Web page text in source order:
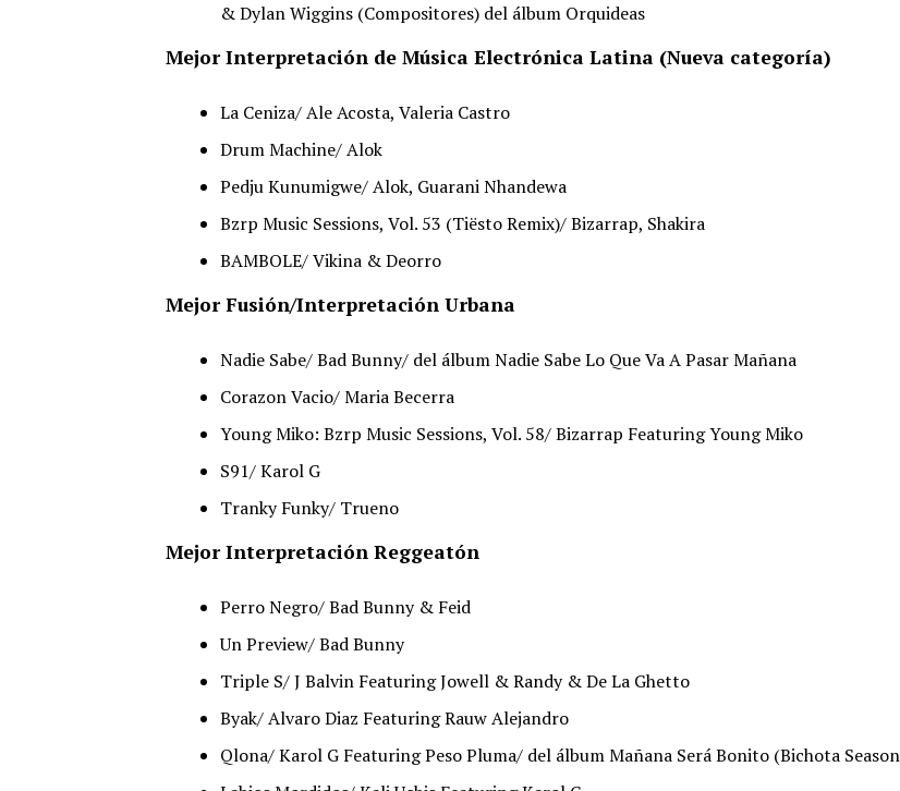
& Dylan Wiggins (Compositores) del álbum Orquideas
Mejor Interpretación de Música Electrónica Latina (Nueva categoría)
La Ceniza/ Ale Acosta, Valeria Castro
Drum Machine/ Alok
Pedju Kunumigwe/ Alok, Guarani Nhandewa
Bzrp Music Sessions, Vol. 53 (Tiësto Remix)/ Bizarrap, Shakira
BAMBOLE/ Vikina & Deorro
Mejor Fusión/Interpretación Urbana
Nadie Sabe/ Bad Bunny/ del álbum Nadie Sabe Lo Que Va A Pasar Mañana
Corazon Vacio/ Maria Becerra
Young Miko: Bzrp Music Sessions, Vol. 58/ Bizarrap Featuring Young Miko
S91/ Karol G
Tranky Funky/ Trueno
Mejor Interpretación Reggeatón
Perro Negro/ Bad Bunny & Feid
Un Preview/ Bad Bunny
Triple S/ J Balvin Featuring Jowell & Randy & De La Ghetto
Byak/ Alvaro Diaz Featuring Rauw Alejandro
Qlona/ Karol G Featuring Peso Pluma/ del álbum Mañana Será Bonito (Bichota